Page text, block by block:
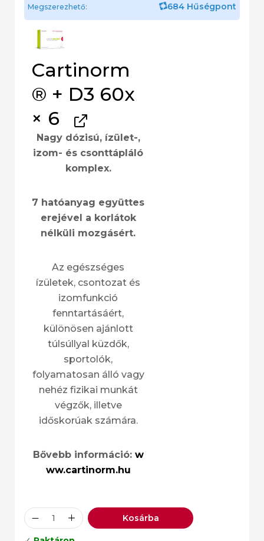
Megszerezhető: 684 Hűségpont
Cartinorm
® + D3 60x
× 6
Nagy dózisú, ízület-,
izom- és csonttápláló
komplex.
7 hatóanyag együttes
erejével a korlátok
nélküli mozgásért.
Az egészséges
ízületek, csontozat és
izomfunkció
fenntartásáért,
különösen ajánlott
túlsúllyal küzdők,
sportolók,
folyamatosan álló vagy
nehéz fizikai munkát
végzők, illetve
időskorúak számára.
Bővebb információ: w
ww.cartinorm.hu
Kosárba